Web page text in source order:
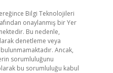
Bilgi Teknolojileri
onaylanmış bir Yer
Bu nedenle,
denetleme veya
Ancak,
sorumluluğunu
bu sorumluluğu kabul